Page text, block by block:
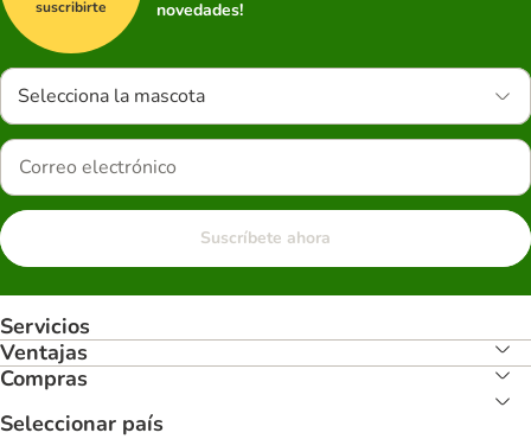
suscribirte
novedades!
Selecciona la mascota
Suscríbete ahora
Servicios
Ventajas
Compras
Seleccionar país